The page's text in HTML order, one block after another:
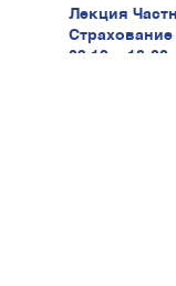
Лекция
03.12 в 18:00